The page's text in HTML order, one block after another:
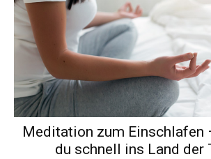
Meditation zum Einschlafen
du schnell ins Land der